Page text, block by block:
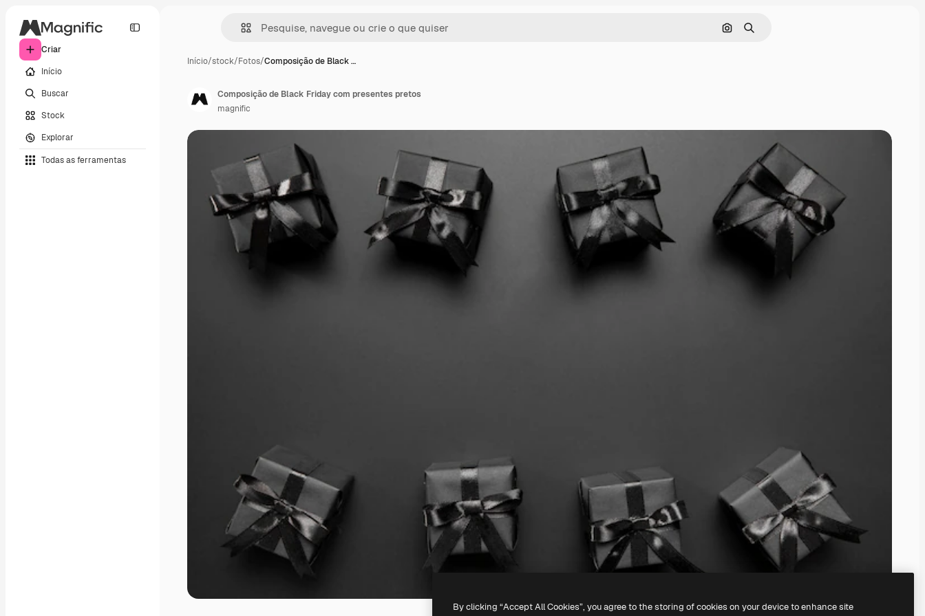
Criar
Início
Buscar
Stock
Explorar
Todas as ferramentas
Pesquisar por imagem
Buscar
Início/stock/Fotos/Composição de Black …
Composição de Black Friday com presentes pretos
magnific
By clicking “Accept All Cookies”, you agree to the storing of cookies on your device to enhance site